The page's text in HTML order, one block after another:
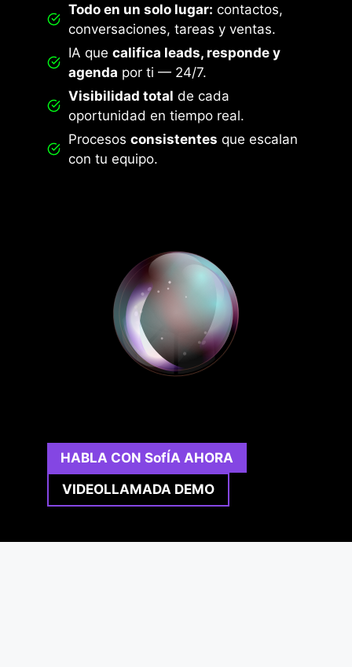
Todo en un solo lugar: contactos,
conversaciones, tareas y ventas.
IA que califica leads, responde y
agenda por ti — 24/7.
Visibilidad total de cada
oportunidad en tiempo real.
Procesos consistentes que escalan
con tu equipo.
HABLA CON SofÍA AHORA
VIDEOLLAMADA DEMO